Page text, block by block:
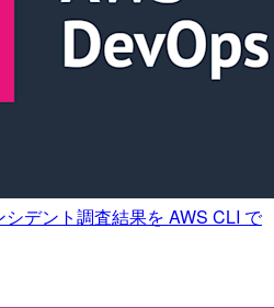
デント調査結果を AWS CLI で